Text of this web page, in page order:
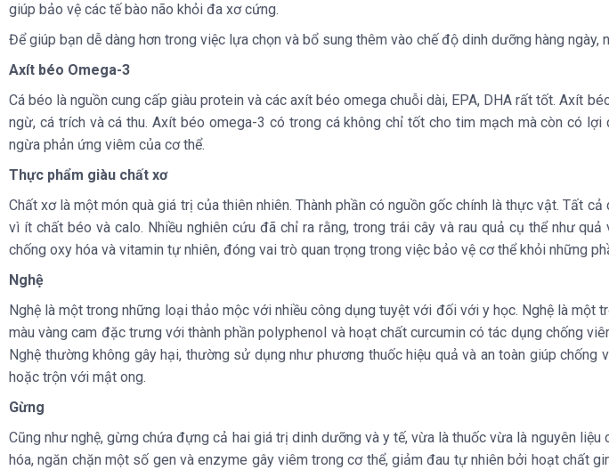
giúp bảo vệ các tế bào não khỏi đa xơ cứng.
Để giúp bạn dễ dàng hơn trong việc lựa chọn và bổ sung thêm vào chế độ dinh dưỡng hàng
Axít béo Omega-3
Cá béo là nguồn cung cấp giàu protein và các axít béo omega chuỗi dài, EPA, DHA rất tốt. Axít
ngừ, cá trích và cá thu. Axít béo omega-3 có trong cá không chỉ tốt cho tim mạch mà còn có
ngừa phản ứng viêm của cơ thể.
Thực phẩm giàu chất xơ
Chất xơ là một món quà giá trị của thiên nhiên. Thành phần có nguồn gốc chính là thực vật. Tất
vì ít chất béo và calo. Nhiều nghiên cứu đã chỉ ra rằng, trong trái cây và rau quả cụ thể như
chống oxy hóa và vitamin tự nhiên, đóng vai trò quan trọng trong việc bảo vệ cơ thể khỏi những
Nghệ
Nghệ là một trong những loại thảo mộc với nhiều công dụng tuyệt với đối với y học. Nghệ là một
màu vàng cam đặc trưng với thành phần polyphenol và hoạt chất curcumin có tác dụng chống
Nghệ thường không gây hại, thường sử dụng như phương thuốc hiệu quả và an toàn giúp
hoặc trộn với mật ong.
Gừng
Cũng như nghệ, gừng chứa đựng cả hai giá trị dinh dưỡng và y tế, vừa là thuốc vừa là nguyên
hóa, ngăn chặn một số gen và enzyme gây viêm trong cơ thể, giảm đau tự nhiên bởi hoạt chất